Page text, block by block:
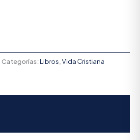
Categorías:Libros Vida Cristiana